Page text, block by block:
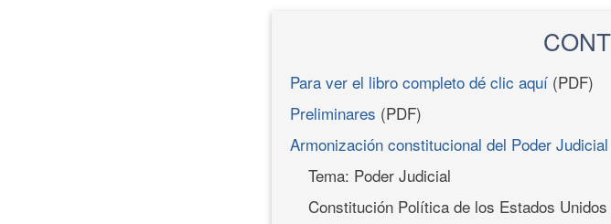
Para ver el libro completo dé clic aquí (PDF)
Preliminares (PDF)
Armonización constitucional del Poder
Tema: Poder Judicial
Constitución Política de los Estados